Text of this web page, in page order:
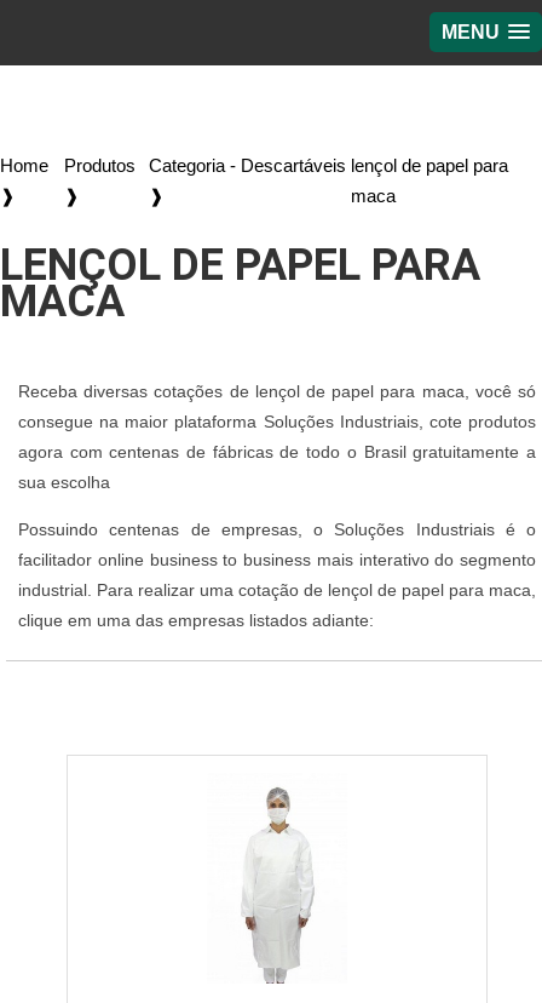
MENU
Home
❱
Produtos
❱
Categoria - Descartáveis
❱
lençol de papel para
maca
LENÇOL DE PAPEL PARA
MACA
Receba diversas cotações de lençol de papel para maca, você só
consegue na maior plataforma Soluções Industriais, cote produtos
agora com centenas de fábricas de todo o Brasil gratuitamente a
sua escolha
Possuindo centenas de empresas, o Soluções Industriais é o
facilitador online business to business mais interativo do segmento
industrial. Para realizar uma cotação de lençol de papel para maca,
clique em uma das empresas listados adiante: